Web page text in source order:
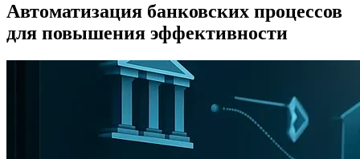
Автоматизация банковских процессов
для повышения эффективности